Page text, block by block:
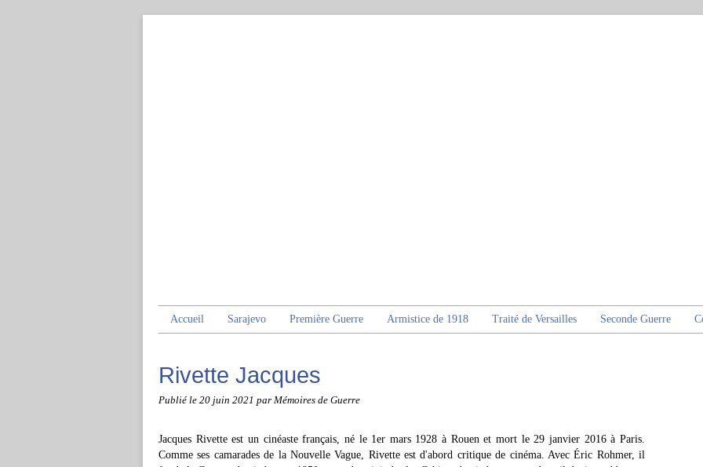
Accueil Sarajevo Première Guerre Armistice de 1918 Traité de Versailles Seconde Guerre
Rivette Jacques
Publié le 20 juin 2021 par Mémoires de Guerre
Jacques Rivette est un cinéaste français, né le 1er mars 1928 à Rouen et mort le 29 janvier 2016 à Paris.
Comme ses camarades de la Nouvelle Vague, Rivette est d'abord critique de cinéma. Avec Éric Rohmer, il